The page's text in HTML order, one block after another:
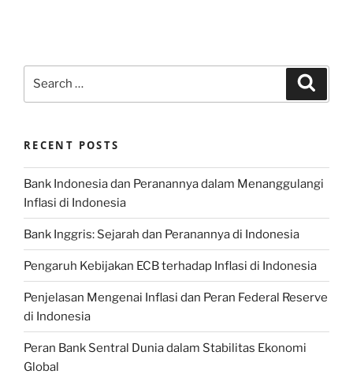
RECENT POSTS
Bank Indonesia dan Peranannya dalam Menanggulangi
Inflasi di Indonesia
Bank Inggris: Sejarah dan Peranannya di Indonesia
Pengaruh Kebijakan ECB terhadap Inflasi di Indonesia
Penjelasan Mengenai Inflasi dan Peran Federal Reserve
di Indonesia
Peran Bank Sentral Dunia dalam Stabilitas Ekonomi
Global